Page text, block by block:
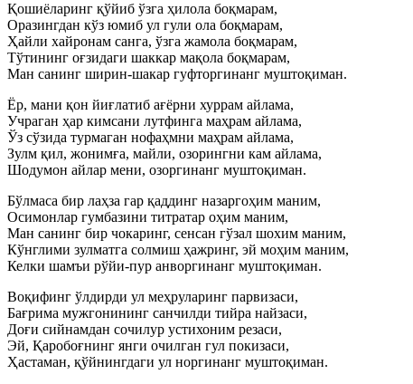
Қошиёларинг қўйиб ўзга ҳилола боқмарам,
Оразингдан кўз юмиб ул гули ола боқмарам,
Ҳайли хайронам санга, ўзга жамола боқмарам,
Тўтининг оғзидаги шаккар мақола боқмарам,
Ман санинг ширин-шакар гуфторгинанг муштоқиман.
Ёр, мани қон йиғлатиб ағёрни хуррам айлама,
Учраган ҳар кимсани лутфинга маҳрам айлама,
Ўз сўзида турмаган нофаҳмни маҳрам айлама,
Зулм қил, жонимға, майли, озорингни кам айлама,
Шодумон айлар мени, озоргинанг муштоқиман.
Бўлмаса бир лаҳза гар қаддинг назаргоҳим маним,
Осимонлар гумбазини титратар оҳим маним,
Ман санинг бир чокаринг, сенсан гўзал шохим маним,
Кўнглими зулматга солмиш ҳажринг, эй моҳим маним,
Келки шамъи рўйи-пур анворгинанг муштоқиман.
Воқифинг ўлдирди ул меҳруларинг парвизаси,
Бағрима мужгонининг санчилди тийра найзаси,
Доғи сийнамдан сочилур устихоним резаси,
Эй, Қаробоғнинг янги очилган гул покизаси,
Ҳастаман, қўйнингдаги ул норгинанг муштоқиман.